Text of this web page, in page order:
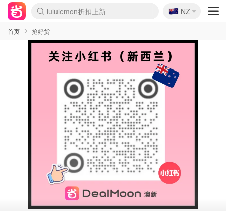
lululemon折扣上新
Sasa美妆护肤3.5折
SSENSE年中2.5折
FreshBeauty好价汇总
Cettire降价+叠9折
WWS Coles超市实拍
viagogo二手票捡漏
Myer超级周末
The Outnet奢牌1折起
David Jones 3折起
Flannels大牌1折
Perfumes Club护肤1折
AMIRO面罩$251
Amazon折扣汇总
eToro入金$200送$50
Amazon数码好物
ICONIC本周7.5折
ThedoubleF高奢地板价
Moose Knuckles 6折
丝芙兰5折起
EUFY摄像头$98
Selenichast首饰2折
Trip机票酒店促销
YSL送5件彩妆礼
Amazon家居好物
Amazon美妆护肤
雅漾大喷$8
过敏原检测盒$33
伊索独家赠50ml沐浴露
科颜氏高保湿面霜$29
SEALIFE海洋馆门票6折
丝塔芙大白罐$16
订阅Newsletter送香薰
Cult Beauty 6.8折
Harrods圣诞日历$525
LN-CC奢牌私促3折
d'Alba空姐喷雾$16
EVE LOM套装£56
Bernardelli独家4折
Adore Beauty 6折起
CT圣诞日历
Mytheresa奢品2.7折
Luxury Escapes 9折
Currentbody美容仪$881
MOON Garden Live
Roborock扫地机$649
Tingo Life水杯$24
Valentino官网5折
CR洗护套装$23
修丽可4件套$159
Myer彩妆2件7折
GANNI官网4.5折
Stylevana韩妆4折
Tessabit高奢8.5折
OGX洗发水$11
Amazon阿德莱德次日达
卡诗8.5折+赠礼
Philips Hue灯具8折
🇳🇿
NZ
首页 抢好货